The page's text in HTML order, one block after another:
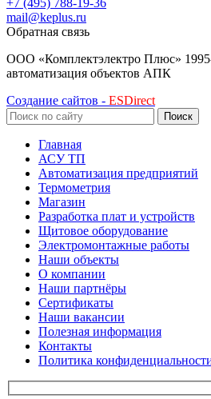
mail@keplus.ru
Обратная связь
ООО «Комплектэлектро Плюс»
автоматизация объектов АПК
Создание сайтов - ESDirect
Поиск
Главная
АСУ ТП
Автоматизация предприятий
Термометрия
Магазин
Разработка плат и устройств
Щитовое оборудование
Электромонтажные работы
Наши объекты
О компании
Наши партнёры
Сертификаты
Наши вакансии
Полезная информация
Контакты
Политика